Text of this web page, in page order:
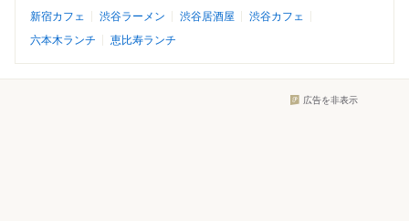
新宿カフェ
渋谷ラーメン 渋谷居酒屋
渋谷カフェ
六本木ランチ
恵比寿ランチ
広告を非表示